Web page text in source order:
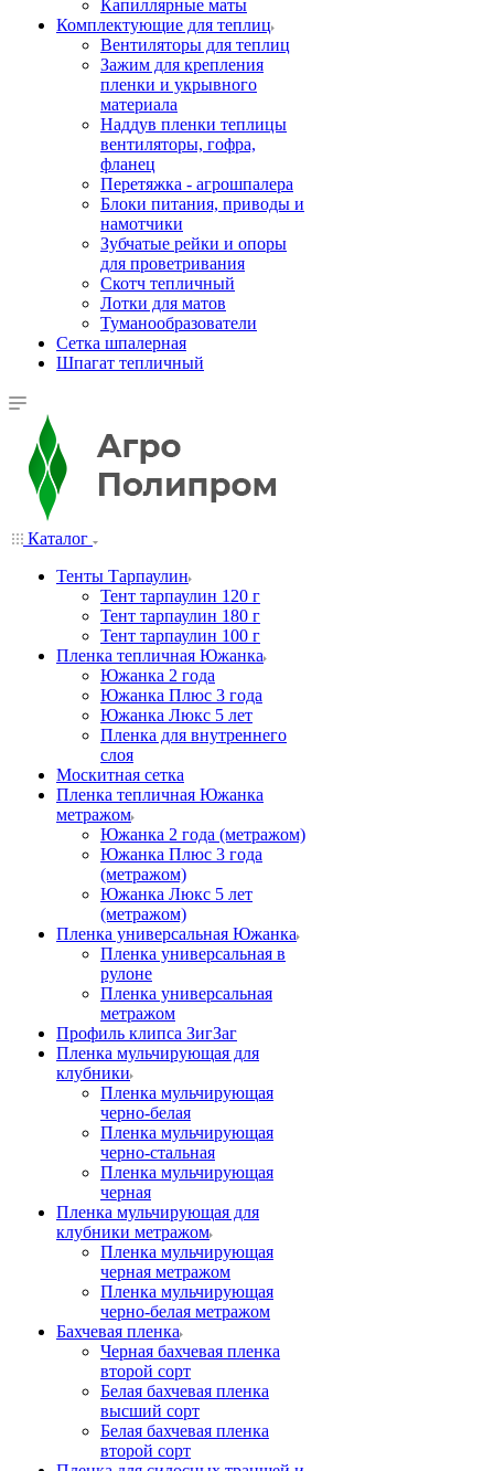
Капиллярные маты
Комплектующие для теплиц
Вентиляторы для теплиц
Зажим для крепления
пленки и укрывного
материала
Наддув пленки теплицы
вентиляторы, гофра,
фланец
Перетяжка - агрошпалера
Блоки питания, приводы и
намотчики
Зубчатые рейки и опоры
для проветривания
Скотч тепличный
Лотки для матов
Туманообразователи
Сетка шпалерная
Шпагат тепличный
Каталог
Тенты Тарпаулин
Тент тарпаулин 120 г
Тент тарпаулин 180 г
Тент тарпаулин 100 г
Пленка тепличная Южанка
Южанка 2 года
Южанка Плюс 3 года
Южанка Люкс 5 лет
Пленка для внутреннего
слоя
Москитная сетка
Пленка тепличная Южанка
метражом
Южанка 2 года (метражом)
Южанка Плюс 3 года
(метражом)
Южанка Люкс 5 лет
(метражом)
Пленка универсальная Южанка
Пленка универсальная в
рулоне
Пленка универсальная
метражом
Профиль клипса ЗигЗаг
Пленка мульчирующая для
клубники
Пленка мульчирующая
черно-белая
Пленка мульчирующая
черно-стальная
Пленка мульчирующая
черная
Пленка мульчирующая для
клубники метражом
Пленка мульчирующая
черная метражом
Пленка мульчирующая
черно-белая метражом
Бахчевая пленка
Черная бахчевая пленка
второй сорт
Белая бахчевая пленка
высший сорт
Белая бахчевая пленка
второй сорт